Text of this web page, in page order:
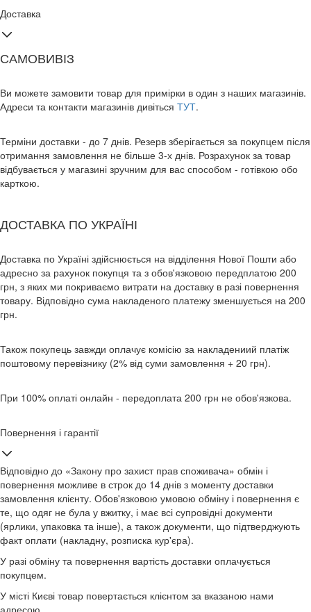
Доставка
САМОВИВІЗ
Ви можете замовити товар для примірки в один з наших магазинів.
Адреси та контакти магазинів дивіться ТУТ.
Терміни доставки - до 7 днів. Резерв зберігається за покупцем після
отримання замовлення не більше 3-х днів. Розрахунок за товар
відбувається у магазині зручним для вас способом - готівкою обо
карткою.
ДОСТАВКА ПО УКРАЇНІ
Доставка по Україні здійснюється на відділення Нової Пошти або
адресно за рахунок покупця та з обов'язковою передплатою 200
грн, з яких ми покриваємо витрати на доставку в разі повернення
товару. Відповідно сума накладеного платежу зменшується на 200
грн.
Також покупець завжди оплачує комісію за накладениий платіж
поштовому перевізнику (2% від суми замовлення + 20 грн).
При 100% оплаті онлайн - передоплата 200 грн не обов'язкова.
Повернення і гарантії
Відповідно до «Закону про захист прав споживача» обмін і
повернення можливе в строк до 14 днів з моменту доставки
замовлення клієнту. Обов'язковою умовою обміну і повернення є
те, що одяг не була у вжитку, і має всі супровідні документи
(ярлики, упаковка та інше), а також документи, що підтверджують
факт оплати (накладну, розписка кур'єра).
У разі обміну та повернення вартість доставки оплачується
покупцем.
У місті Києві товар повертається клієнтом за вказаною нами
адресою.